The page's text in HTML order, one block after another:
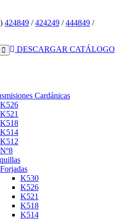
424849 /424249 /444849 /
DESCARGAR CATÁLOGO
Cardánicas
K526
K521
K518
K514
K512
Nº8
Forjadas
K530
K526
K521
K518
K514